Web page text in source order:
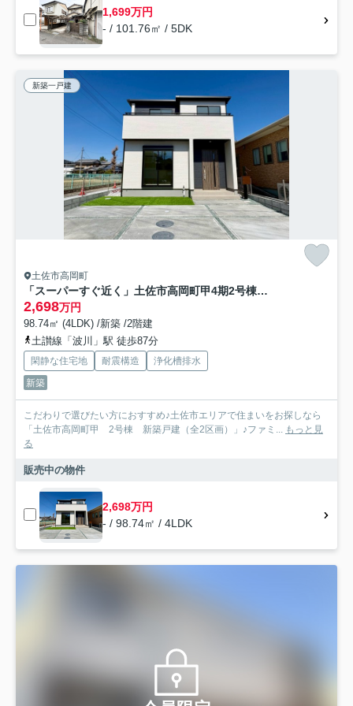
1,699万円
- / 101.76㎡ / 5DK
新築一戸建
土佐市高岡町
「スーパーすぐ近く」土佐市高岡町甲4期2号棟 新築一戸建て
2,698万円
98.74㎡ (4LDK) /新築 /2階建
土讃線「波川」駅 徒歩87分
閑静な住宅地 耐震構造
浄化槽排水
新築
こだわりで選びたい方におすすめ♪土佐市エリアで住まいをお探しなら
「土佐市高岡町甲 2号棟 新築戸建（全2区画）」♪ファミ... もっと見
る
販売中の物件
2,698万円
- / 98.74㎡ / 4LDK